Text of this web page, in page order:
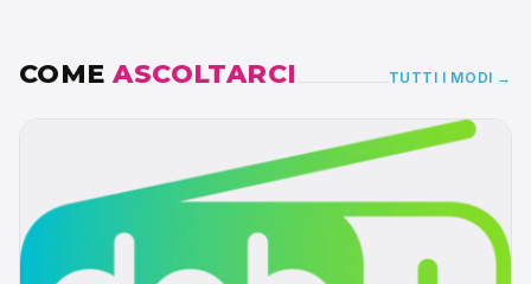
COMEASCOLTARCI TUTTI I MODI →